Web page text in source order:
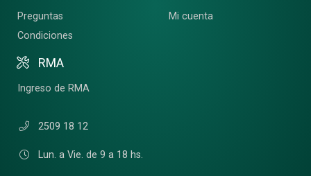
Preguntas
Condiciones
RMA
Ingreso de RMA
Mi cuenta
2509 18 12
Lun. a Vie. de 9 a 18 hs.